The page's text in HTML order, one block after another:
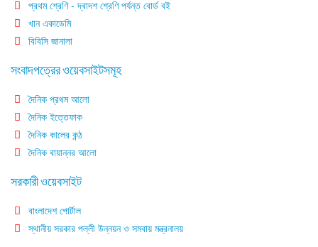
প্রথম শ্রেণি - দ্বাদশ শ্রেণি পর্যন্ত বোর্ড বই
খান একাডেমি
বিবিসি জানালা
সংবাদপত্রের ওয়েবসাইটসমূহ
দৈনিক প্রথম আলো
দৈনিক ইত্তেফাক
দৈনিক কালের কন্ঠ
দৈনিক বায়ান্নর আলো
সরকারী ওয়েবসাইট
বাংলাদেশ পোর্টাল
স্থানীয় সরকার পল্লী উন্নয়ন ও সমবায় মন্ত্রনালয়